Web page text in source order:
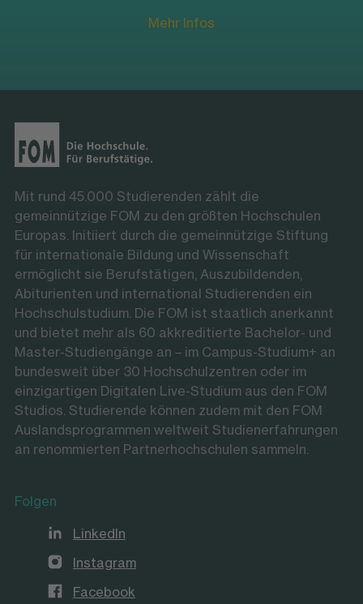
Mehr Infos
Mit rund 45.000 Studierenden zählt die
gemeinnützige FOM zu den größten Hochschulen
Europas. Initiiert durch die gemeinnützige Stiftung
für internationale Bildung und Wissenschaft
ermöglicht sie Berufstätigen, Auszubildenden,
Abiturienten und international Studierenden ein
Hochschulstudium. Die FOM ist staatlich anerkannt
und bietet mehr als 60 akkreditierte Bachelor- und
Master-Studiengänge an – im Campus-Studium+ an
bundesweit über 30 Hochschulzentren oder im
einzigartigen Digitalen Live-Studium aus den FOM
Studios. Studierende können zudem mit den FOM
Auslandsprogrammen weltweit Studienerfahrungen
an renommierten Partnerhochschulen sammeln.
Folgen
LinkedIn
Instagram
Facebook